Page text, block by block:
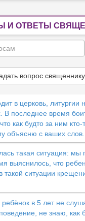
И ОТВЕТЫ
вопрос священнику
в церковь, литургии
В последнее время
как будто за ним
объясню с ваших слов.
такая ситуация: мы
выяснилось, что
ситуации
в 5 лет не
не знаю, как